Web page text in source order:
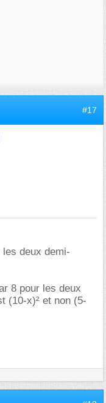
#17
deux demi-
8 pour les deux
(10-x)² et non (5-